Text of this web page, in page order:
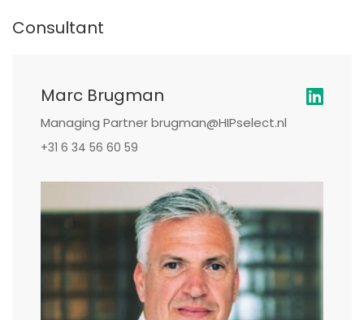
Consultant
Marc Brugman
Managing Partner brugman@HIPselect.nl
+31 6 34 56 60 59